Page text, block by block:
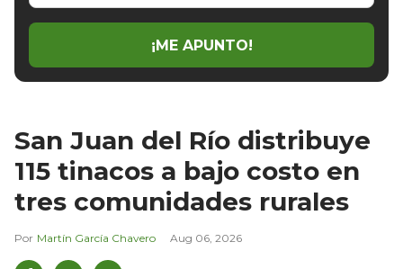
email
¡ME APUNTO!
San Juan del Río distribuye
115 tinacos a bajo costo en
tres comunidades rurales
Martín García Chavero Aug 06, 2026